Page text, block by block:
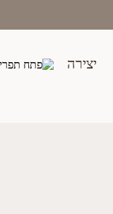
יצירה
קורידייל 28 ירוק בהיר